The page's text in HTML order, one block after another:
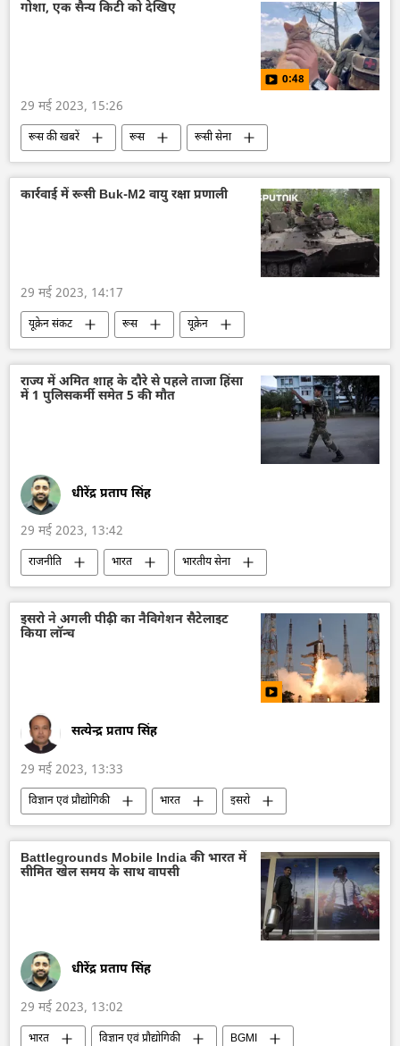
आपराधिक मानहानि न्यायालय
गोशा, एक सैन्य किटी को देखिए
0:48
29 मई 2023, 15:26
रूस की खबरें रूस
रूसी सेना
MoD (Russia)
रक्षा मंत्रालय (MoD)
जानवर
कार्रवाई में रूसी Buk-M2 वायु रक्षा प्रणाली
29 मई 2023, 14:17
यूक्रेन संकट रूस
यूक्रेन
विशेष सैन्य अभियान
राष्ट्रीय सुरक्षा
डोनबास
रक्षा मंत्रालय (MoD)
MoD (Russia)
बेराकटार
राज्य में अमित शाह के दौरे से पहले ताजा हिंसा
में 1 पुलिसकर्मी समेत 5 की मौत
धीरेंद्र प्रताप सिंह
29 मई 2023, 13:42
राजनीति भारत
भारतीय सेना
भारतीय सशस्‍त्र सेनाएँ
गृह मंत्री अमित शाह
मणिपुर
मणिपुर हिंसा
जातीय हिंसा
इसरो ने अगली पीढ़ी का नैविगेशन सैटेलाइट
किया लॉन्च
सत्येन्द्र प्रताप सिंह
29 मई 2023, 13:33
विज्ञान एवं प्रौद्योगिकी भारत
इसरो
अंतरिक्ष
अंतरिक्ष उद्योग
अंतरिक्ष अनुसंधान
आंध्रप्रदेश
Battlegrounds Mobile India की भारत में
सीमित खेल समय के साथ वापसी
धीरेंद्र प्रताप सिंह
29 मई 2023, 13:02
भारत विज्ञान एवं प्रौद्योगिकी
BGMI